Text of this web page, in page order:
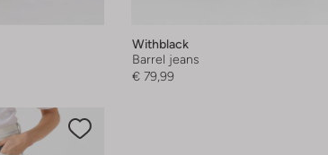
Withblack
Barrel jeans
€ 79,99